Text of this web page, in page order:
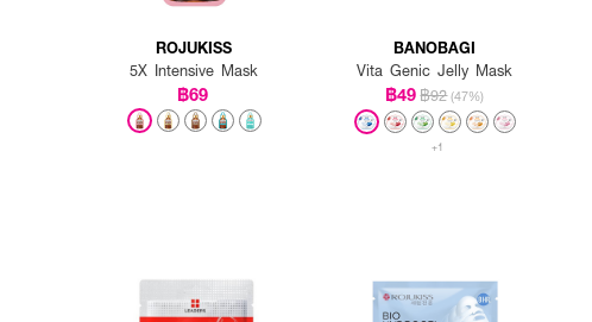
ROJUKISS
5X Intensive Mask
฿69
BANOBAGI
Vita Genic Jelly Mask
฿49฿92 (47%)
+1